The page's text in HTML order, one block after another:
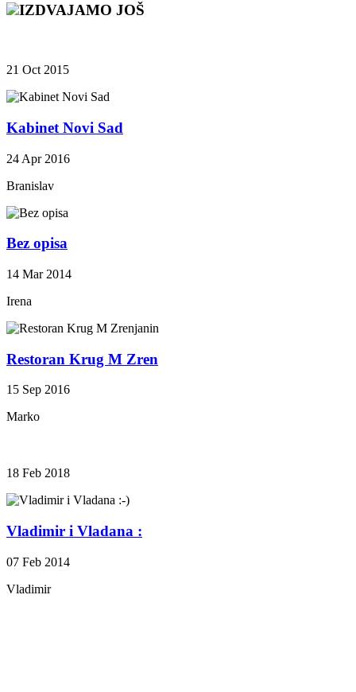
IZDVAJAMO JOŠ
21 Oct 2015
Kabinet Novi Sad
24 Apr 2016
Branislav
Bez opisa
14 Mar 2014
Irena
Restoran Krug M Zren
15 Sep 2016
Marko
18 Feb 2018
Vladimir i Vladana :
07 Feb 2014
Vladimir